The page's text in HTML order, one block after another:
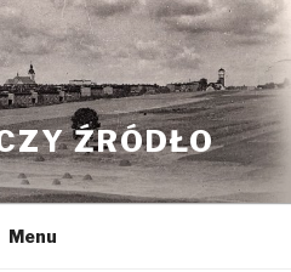
ŹRÓDŁO
Menu